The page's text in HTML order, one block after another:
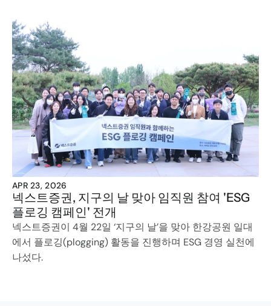
APR 23, 2026
넥스트증권, 지구의 날 맞아 임직원 참여 'ESG
플로깅 캠페인' 전개
넥스트증권이 4월 22일 ‘지구의 날’을 맞아 한강공원 일대
에서 플로깅(plogging) 활동을 진행하며 ESG 경영 실천에
나섰다.